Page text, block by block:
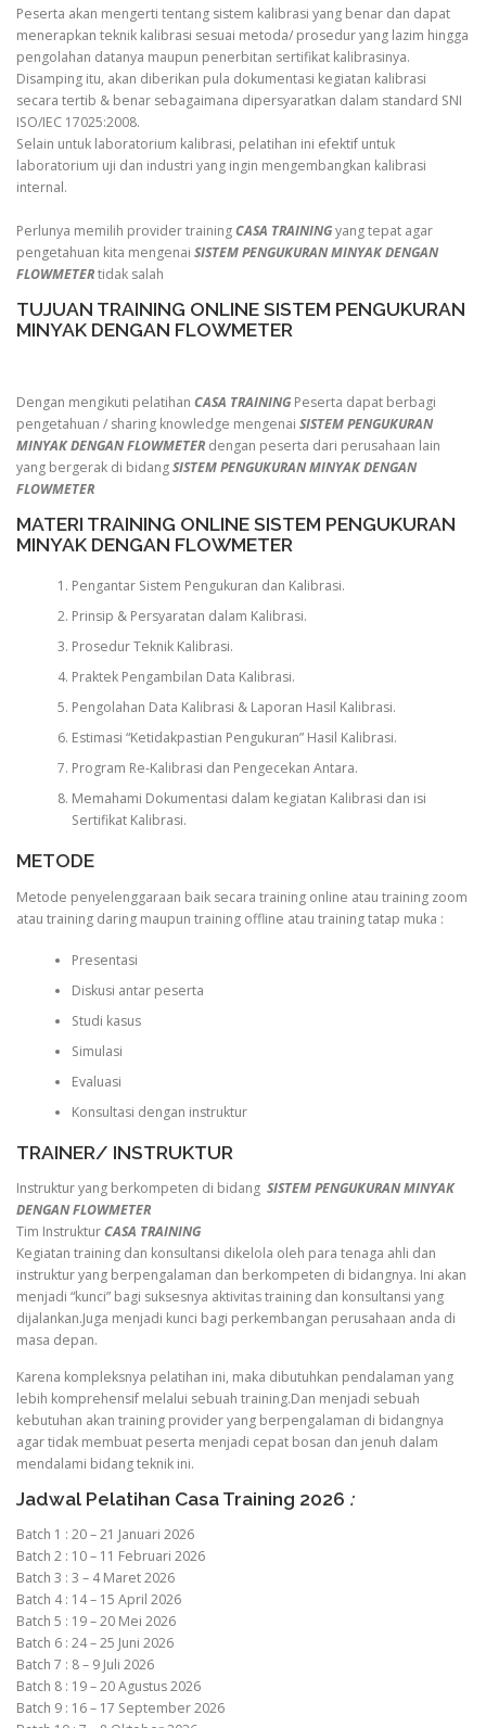
Peserta akan mengerti tentang sistem kalibrasi yang benar dan dapat
menerapkan teknik kalibrasi sesuai metoda/ prosedur yang lazim hingga
pengolahan datanya maupun penerbitan sertifikat kalibrasinya.
Disamping itu, akan diberikan pula dokumentasi kegiatan kalibrasi
secara tertib & benar sebagaimana dipersyaratkan dalam standard SNI
ISO/IEC 17025:2008.
Selain untuk laboratorium kalibrasi, pelatihan ini efektif untuk
laboratorium uji dan industri yang ingin mengembangkan kalibrasi
internal.
Perlunya memilih provider trainingCASA TRAININGyang tepat agar
pengetahuan kita mengenai SISTEM PENGUKURAN MINYAK DENGAN
FLOWMETERtidak salah
TUJUAN TRAINING ONLINE SISTEM PENGUKURAN
MINYAK DENGAN FLOWMETER
Dengan mengikuti pelatihan CASA TRAINING Peserta dapat berbagi
pengetahuan / sharing knowledge mengenai SISTEM PENGUKURAN
MINYAK DENGAN FLOWMETER dengan peserta dari perusahaan lain
yang bergerak di bidangSISTEM PENGUKURAN MINYAK DENGAN
FLOWMETER
MATERI TRAINING ONLINE SISTEM PENGUKURAN
MINYAK DENGAN FLOWMETER
Pengantar Sistem Pengukuran dan Kalibrasi.
Prinsip & Persyaratan dalam Kalibrasi.
Prosedur Teknik Kalibrasi.
Praktek Pengambilan Data Kalibrasi.
Pengolahan Data Kalibrasi & Laporan Hasil Kalibrasi.
Estimasi “Ketidakpastian Pengukuran” Hasil Kalibrasi.
Program Re-Kalibrasi dan Pengecekan Antara.
Memahami Dokumentasi dalam kegiatan Kalibrasi dan isi
Sertifikat Kalibrasi.
METODE
Metode penyelenggaraan baik secara training online atau training zoom
atau training daring maupun training offline atau training tatap muka :
Presentasi
Diskusi antar peserta
Studi kasus
Simulasi
Evaluasi
Konsultasi dengan instruktur
TRAINER/ INSTRUKTUR
Instruktur yang berkompeten di bidang SISTEM PENGUKURAN MINYAK
DENGAN FLOWMETER
Tim InstrukturCASA TRAINING
Kegiatan training dan konsultansi dikelola oleh para tenaga ahli dan
instruktur yang berpengalaman dan berkompeten di bidangnya. Ini akan
menjadi “kunci” bagi suksesnya aktivitas training dan konsultansi yang
dijalankan.Juga menjadi kunci bagi perkembangan perusahaan anda di
masa depan.
Karena kompleksnya pelatihan ini, maka dibutuhkan pendalaman yang
lebih komprehensif melalui sebuah training.Dan menjadi sebuah
kebutuhan akan training provider yang berpengalaman di bidangnya
agar tidak membuat peserta menjadi cepat bosan dan jenuh dalam
mendalami bidang teknik ini.
Jadwal Pelatihan Casa Training 2026 :
Batch 1 : 20 – 21 Januari 2026
Batch 2 : 10 – 11 Februari 2026
Batch 3 : 3 – 4 Maret 2026
Batch 4 : 14 – 15 April 2026
Batch 5 : 19 – 20 Mei 2026
Batch 6 : 24 – 25 Juni 2026
Batch 7 : 8 – 9 Juli 2026
Batch 8 : 19 – 20 Agustus 2026
Batch 9 : 16 – 17 September 2026